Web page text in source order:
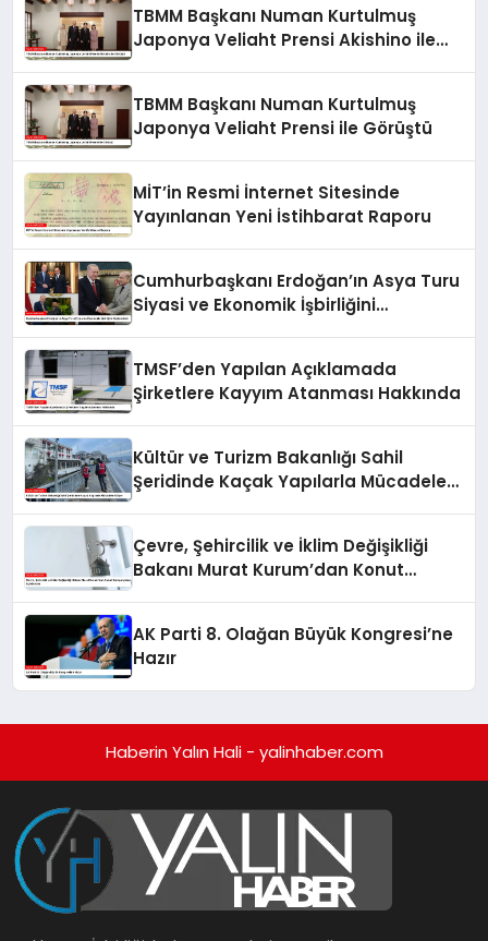
TBMM Başkanı Numan Kurtulmuş
Japonya Veliaht Prensi Akishino ile
TBMM Başkanı Numan Kurtulmuş
Japonya Veliaht Prensi ile Görüştü
MİT’in Resmi İnternet Sitesinde
Yayınlanan Yeni İstihbarat Raporu
Cumhurbaşkanı Erdoğan’ın Asya Turu
Siyasi ve Ekonomik İşbirliğini
TMSF’den Yapılan Açıklamada
Şirketlere Kayyım Atanması Hakkında
Kültür ve Turizm Bakanlığı Sahil
Şeridinde Kaçak Yapılarla Mücadele
Çevre, Şehircilik ve İklim Değişikliği
Bakanı Murat Kurum’dan Konut
AK Parti 8. Olağan Büyük Kongresi’ne
Hazır
Haberin Yalın Hali - yalinhaber.com